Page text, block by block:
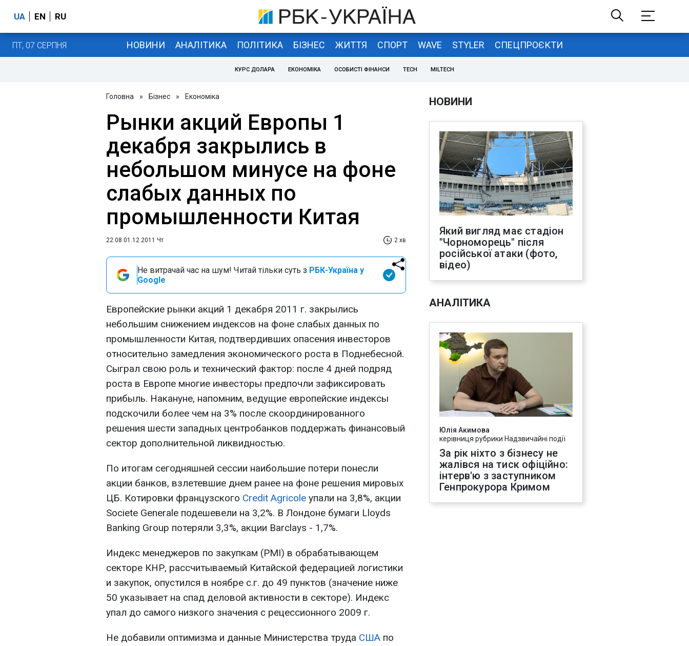
UA EN RU
ПТ, 07 СЕРПНЯ НОВИНИ АНАЛІТИКА ПОЛІТИКА БІЗНЕС ЖИТТЯ СПОРТ WAVE STYLER СПЕЦПРОЄКТИ
КУРС ДОЛАРА ЕКОНОМІКА ОСОБИСТІ ФІНАНСИ TECH MILTECH
Головна » Бізнес » Економіка
Рынки акций Европы 1
декабря закрылись в
небольшом минусе на фоне
слабых данных по
промышленности Китая
22:08 01.12.2011 Чт 2 хв
Не витрачай час на шум! Читай тільки суть з РБК-Україна у
Google
Европейские рынки акций 1 декабря 2011 г. закрылись
небольшим снижением индексов на фоне слабых данных по
промышленности Китая, подтвердивших опасения инвесторов
относительно замедления экономического роста в Поднебесной.
Сыграл свою роль и технический фактор: после 4 дней подряд
роста в Европе многие инвесторы предпочли зафиксировать
прибыль. Накануне, напомним, ведущие европейские индексы
подскочили более чем на 3% после скоординированного
решения шести западных центробанков поддержать финансовый
сектор дополнительной ликвидностью.
По итогам сегодняшней сессии наибольшие потери понесли
акции банков, взлетевшие днем ранее на фоне решения мировых
ЦБ. Котировки французского Credit Agricole упали на 3,8%, акции
Societe Generale подешевели на 3,2%. В Лондоне бумаги Lloyds
Banking Group потеряли 3,3%, акции Barclays - 1,7%.
Индекс менеджеров по закупкам (PMI) в обрабатывающем
секторе КНР, рассчитываемый Китайской федерацией логистики
и закупок, опустился в ноябре с.г. до 49 пунктов (значение ниже
50 указывает на спад деловой активности в секторе). Индекс
упал до самого низкого значения с рецессионного 2009 г.
Не добавили оптимизма и данные Министерства труда США по
НОВИНИ
Який вигляд має стадіон
"Чорноморець" після
російської атаки (фото,
відео)
АНАЛІТИКА
Юлія Акимова
керівниця рубрики Надзвичайні події
За рік ніхто з бізнесу не
жалівся на тиск офіційно:
інтерв'ю з заступником
Генпрокурора Кримом